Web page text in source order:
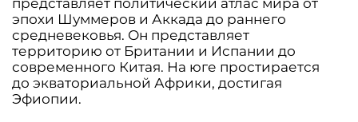
представляет политический атлас мира от
эпохи Шуммеров и Аккада до раннего
средневековья. Он представляет
территорию от Британии и Испании до
современного Китая. На юге простирается
до экваториальной Африки, достигая
Эфиопии.